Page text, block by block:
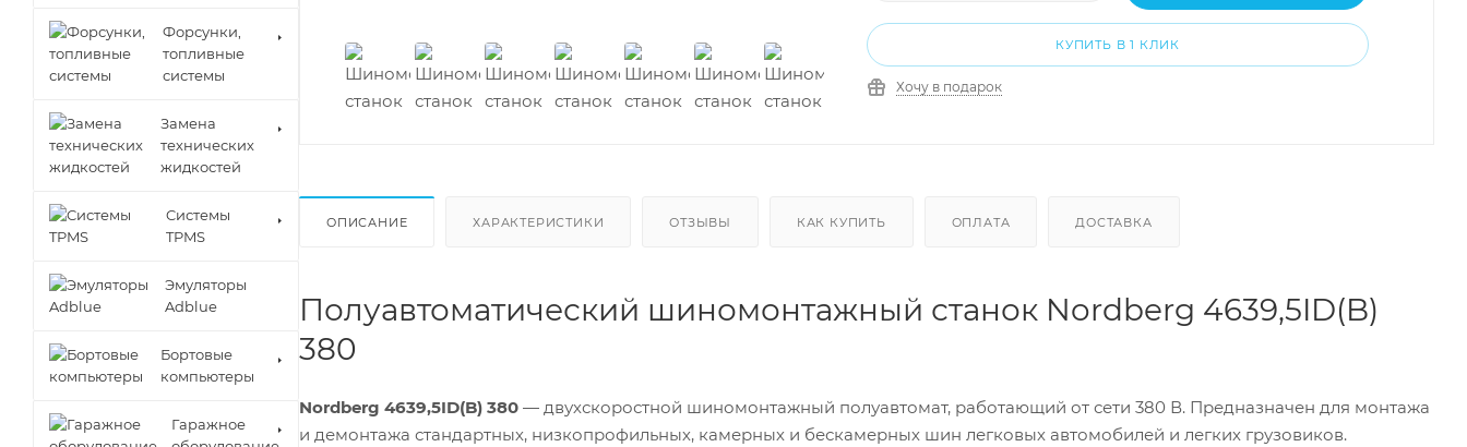
КУПИТЬ В 1 КЛИК
Хочу в подарок
ОПИСАНИЕ ХАРАКТЕРИСТИКИ ОТЗЫВЫ КАК КУПИТЬ ОПЛАТА ДОСТАВКА
Полуавтоматический шиномонтажный станок Nordberg 4639,5ID(B)
380
Nordberg 4639,5ID(B) 380 — двухскоростной шиномонтажный полуавтомат, работающий от сети 380 В. Предназначен для монтажа
и демонтажа стандартных, низкопрофильных, камерных и бескамерных шин легковых автомобилей и легких грузовиков.
Форсунки,
топливные
системы
Замена
технических
жидкостей
Cистемы
TPMS
Эмуляторы
Adblue
Бортовые
компьютеры
Гаражное